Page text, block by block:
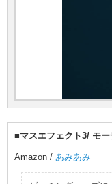
■マスエフェクト3/ モ
Amazon / あみあみ